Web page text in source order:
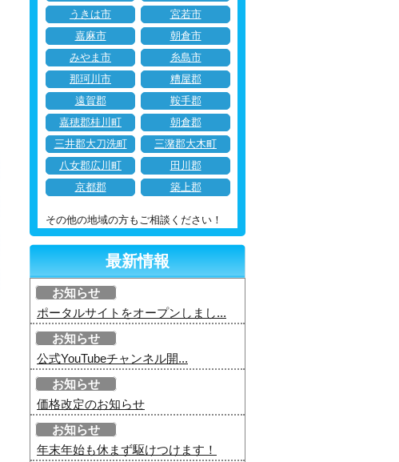
うきは市
宮若市
嘉麻市
朝倉市
みやま市
糸島市
那珂川市
糟屋郡
遠賀郡
鞍手郡
嘉穂郡桂川町
朝倉郡
三井郡大刀洗町
三潴郡大木町
八女郡広川町
田川郡
京都郡
築上郡
その他の地域の方もご相談ください！
最新情報
お知らせ
ポータルサイトをオープンしまし...
お知らせ
公式YouTubeチャンネル開...
お知らせ
価格改定のお知らせ
お知らせ
年末年始も休まず駆けつけます！